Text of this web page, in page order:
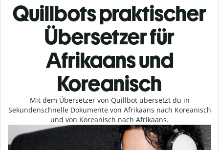
Quillbots praktischer
Übersetzer für
Afrikaans und
Koreanisch
Mit dem Übersetzer von Quillbot übersetzt du in
Sekundenschnelle Dokumente von Afrikaans nach Koreanisch
und von Koreanisch nach Afrikaans.